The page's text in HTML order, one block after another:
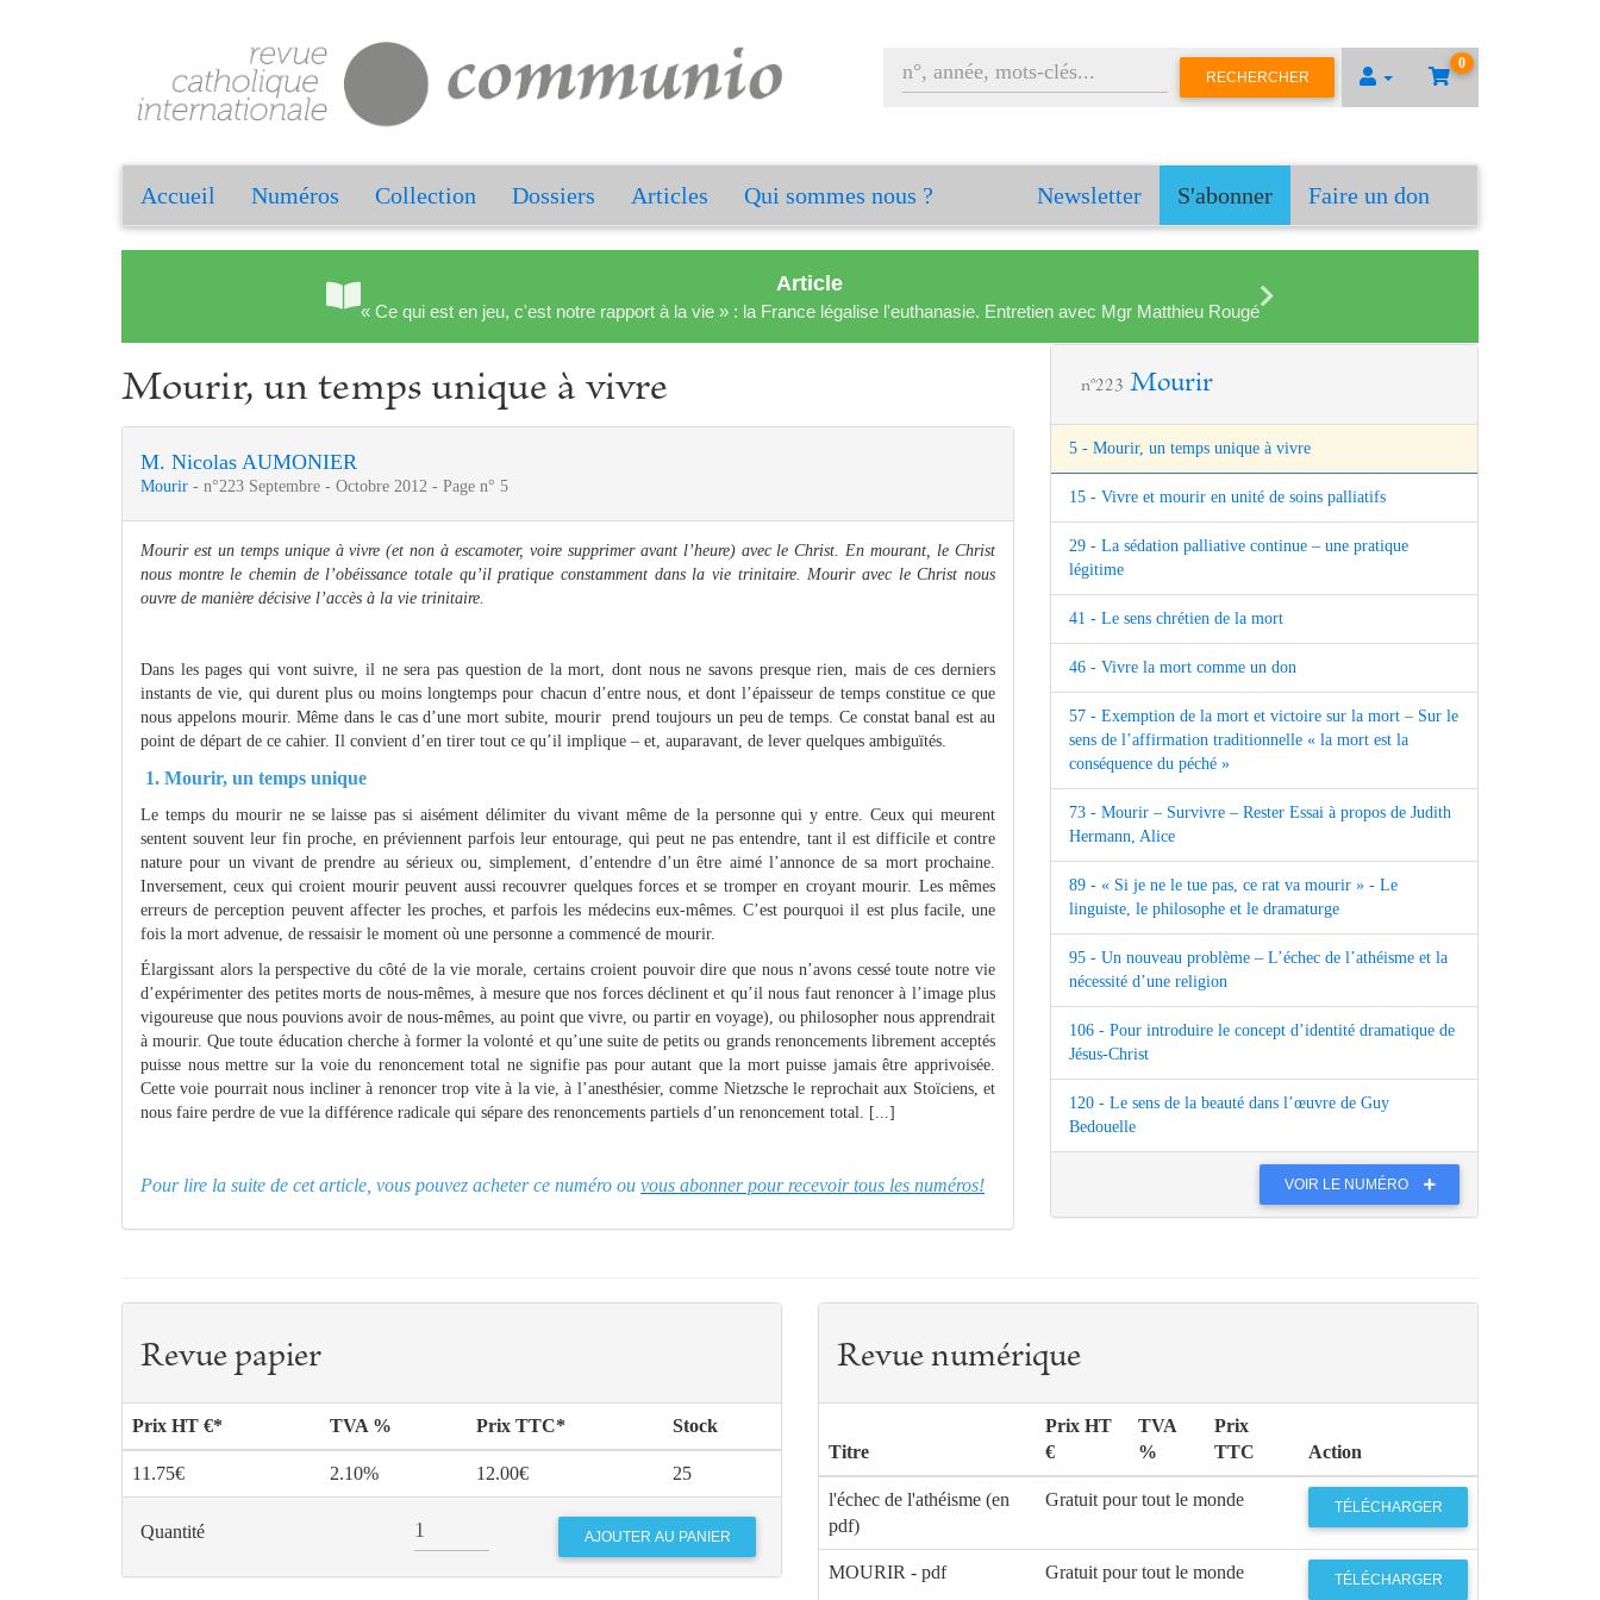
0
RECHERCHER
Accueil Numéros Collection Dossiers Articles Qui sommes nous ? Newsletter S'abonner Faire un don
Article
« Ce qui est en jeu, c'est notre rapport à la vie » : la France légalise l'euthanasie. Entretien avec Mgr Matthieu Rougé
Mourir, un temps unique à vivre
M. Nicolas AUMONIER
Mourir - n°223 Septembre - Octobre 2012 - Page n° 5
Mourir est un temps unique à vivre (et non à escamoter, voire supprimer avant l’heure) avec le Christ. En mourant, le Christ
nous montre le chemin de l’obéissance totale qu’il pratique constamment dans la vie trinitaire. Mourir avec le Christ nous
ouvre de manière décisive l’accès à la vie trinitaire.
Dans les pages qui vont suivre, il ne sera pas question de la mort, dont nous ne savons presque rien, mais de ces derniers
instants de vie, qui durent plus ou moins longtemps pour chacun d’entre nous, et dont l’épaisseur de temps constitue ce que
nous appelons mourir. Même dans le cas d’une mort subite, mourir prend toujours un peu de temps. Ce constat banal est au
point de départ de ce cahier. Il convient d’en tirer tout ce qu’il implique – et, auparavant, de lever quelques ambiguïtés.
1. Mourir, un temps unique
Le temps du mourir ne se laisse pas si aisément délimiter du vivant même de la personne qui y entre. Ceux qui meurent
sentent souvent leur fin proche, en préviennent parfois leur entourage, qui peut ne pas entendre, tant il est difficile et contre
nature pour un vivant de prendre au sérieux ou, simplement, d’entendre d’un être aimé l’annonce de sa mort prochaine.
Inversement, ceux qui croient mourir peuvent aussi recouvrer quelques forces et se tromper en croyant mourir. Les mêmes
erreurs de perception peuvent affecter les proches, et parfois les médecins eux-mêmes. C’est pourquoi il est plus facile, une
fois la mort advenue, de ressaisir le moment où une personne a commencé de mourir.
Élargissant alors la perspective du côté de la vie morale, certains croient pouvoir dire que nous n’avons cessé toute notre vie
d’expérimenter des petites morts de nous-mêmes, à mesure que nos forces déclinent et qu’il nous faut renoncer à l’image plus
vigoureuse que nous pouvions avoir de nous-mêmes, au point que vivre, ou partir en voyage), ou philosopher nous apprendrait
à mourir. Que toute éducation cherche à former la volonté et qu’une suite de petits ou grands renoncements librement acceptés
puisse nous mettre sur la voie du renoncement total ne signifie pas pour autant que la mort puisse jamais être apprivoisée.
Cette voie pourrait nous incliner à renoncer trop vite à la vie, à l’anesthésier, comme Nietzsche le reprochait aux Stoïciens, et
nous faire perdre de vue la différence radicale qui sépare des renoncements partiels d’un renoncement total. [...]
Pour lire la suite de cet article, vous pouvez acheter ce numéro ou vous abonner pour recevoir tous les numéros!
n°223 Mourir
5 - Mourir, un temps unique à vivre
15 - Vivre et mourir en unité de soins palliatifs
29 - La sédation palliative continue – une pratique
légitime
41 - Le sens chrétien de la mort
46 - Vivre la mort comme un don
57 - Exemption de la mort et victoire sur la mort – Sur le
sens de l’affirmation traditionnelle « la mort est la
conséquence du péché »
73 - Mourir – Survivre – Rester Essai à propos de Judith
Hermann, Alice
89 - « Si je ne le tue pas, ce rat va mourir » - Le
linguiste, le philosophe et le dramaturge
95 - Un nouveau problème – L’échec de l’athéisme et la
nécessité d’une religion
106 - Pour introduire le concept d’identité dramatique de
Jésus-Christ
120 - Le sens de la beauté dans l’œuvre de Guy
Bedouelle
VOIR LE NUMÉRO
Revue papier
Prix HT €* TVA % Prix TTC* Stock
11.75€ 2.10% 12.00€ 25
Quantité
Revue numérique
Titre
Prix HT
€
TVA
%
Prix
TTC
Action
l'échec de l'athéisme (en
pdf)
Gratuit pour tout le monde TÉLÉCHARGER
MOURIR - pdf Gratuit pour tout le monde TÉLÉCHARGER